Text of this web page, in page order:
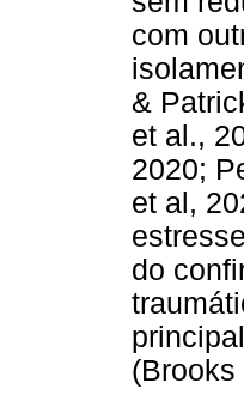
com
&
et al.,
2020;
et al,
do
(Brooks